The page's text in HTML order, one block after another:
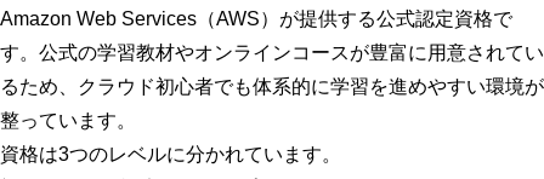
Amazon Web Services（AWS）が提供する公式認定資格で
す。公式の学習教材やオンラインコースが豊富に用意されてい
るため、クラウド初心者でも体系的に学習を進めやすい環境が
整っています。
資格は3つのレベルに分かれています。